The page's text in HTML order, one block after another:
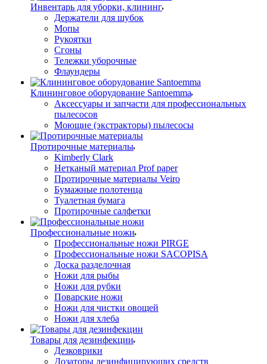
Инвентарь для уборки, клининг
Держатели для шубок
Мопы
Рукоятки
Сгоны
Тележки уборочные
Флаундеры
Клининговое оборудование Santoemma
Аксессуары и запчасти для профессиональных
пылесосов
Моющие (экстракторы) пылесосы
Протирочные материалы
Kimberly Clark
Нетканый материал Prof paper
Протирочные материалы Veiro
Бумажные полотенца
Туалетная бумага
Протирочные салфетки
Профессиональные ножи
Профессиональные ножи PIRGE
Профессиональные ножи SACOPISA
Доска разделочная
Ножи для рыбы
Ножи для рубки
Поварские ножи
Ножи для чистки овощей
Ножи для хлеба
Товары для дезинфекции
Дезковрики
Дозаторы дезинфицирующих средств